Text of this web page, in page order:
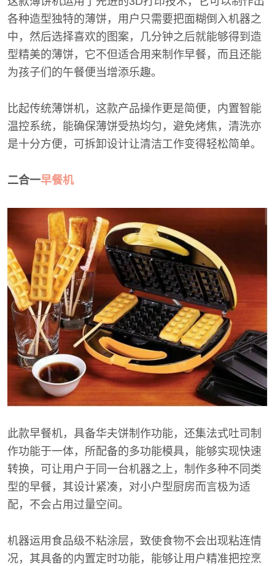
各种造型独特的薄饼，用户只需要把面糊倒入机器之
中，然后选择喜欢的图案，几分钟之后就能够得到造
型精美的薄饼，它不但适合用来制作早餐，而且还能
为孩子们的午餐便当增添乐趣。
比起传统薄饼机，这款产品操作更是简便，内置智能
温控系统，能确保薄饼受热均匀，避免烤焦，清洗亦
是十分方便，可拆卸设计让清洁工作变得轻松简单。
二合一早餐机
此款早餐机，具备华夫饼制作功能，还集法式吐司制
作功能于一体，所配备的多功能模具，能够实现快速
转换，可让用户于同一台机器之上，制作多种不同类
型的早餐，其设计紧凑，对小户型厨房而言极为适
配，不会占用过量空间。
机器运用食品级不粘涂层，致使食物不会出现粘连情
况，其具备的内置定时功能，能够让用户精准把控烹